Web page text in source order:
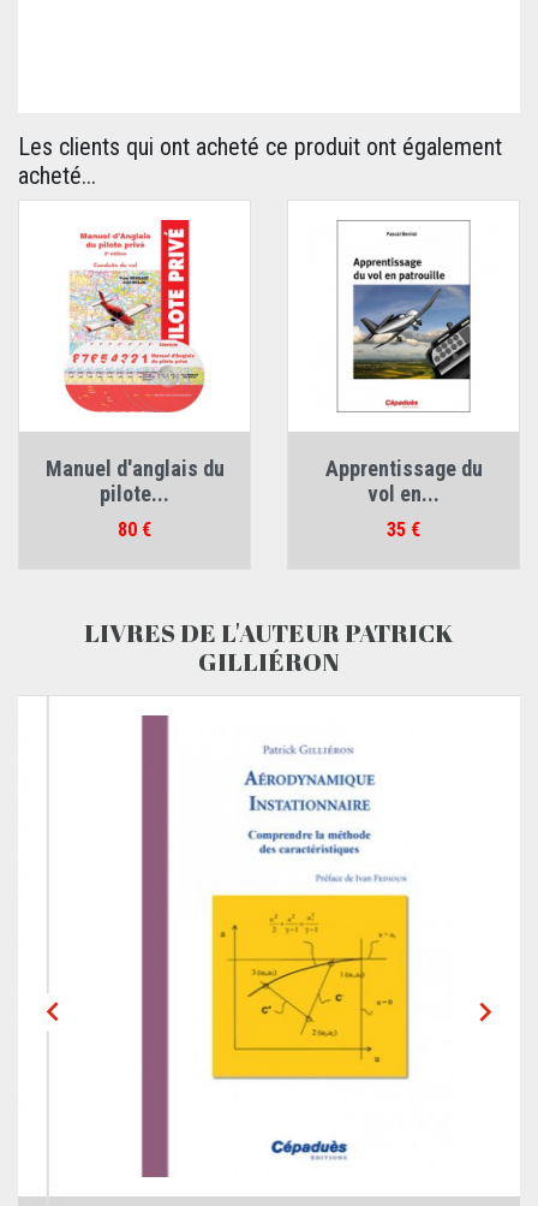
Les clients qui ont acheté ce produit ont également
acheté...
Manuel d'anglais du
pilote...
Prix
80 €
Apprentissage du
vol en...
Prix
35 €
LIVRES DE L'AUTEUR PATRICK
GILLIÉRON
 